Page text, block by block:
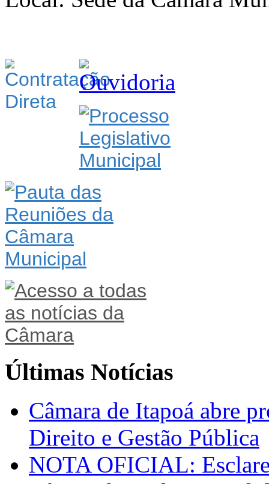
Últimas Notícias
Câmara de Itapoá abre
Direito e Gestão Pública
NOTA OFICIAL: